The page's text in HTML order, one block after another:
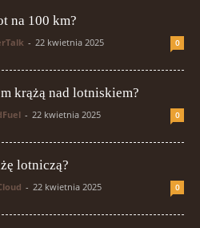
na 100 km?
- 22 kwietnia 2025 0
krążą nad lotniskiem?
- 22 kwietnia 2025 0
lotniczą?
- 22 kwietnia 2025 0